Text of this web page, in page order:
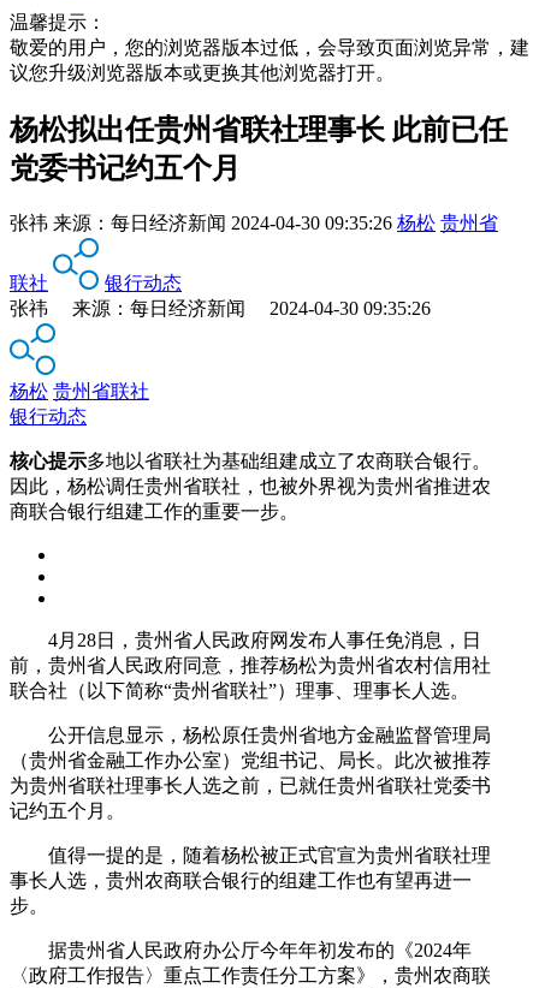
温馨提示：
敬爱的用户，您的浏览器版本过低，会导致页面浏览异常，建
议您升级浏览器版本或更换其他浏览器打开。
杨松拟出任贵州省联社理事长 此前已任
党委书记约五个月
张祎 来源： 每日经济新闻 2024-04-30 09:35:26 杨松 贵州省
联社
银行动态
张祎 来源：每日经济新闻 2024-04-30 09:35:26
杨松 贵州省联社
银行动态
核心提示多地以省联社为基础组建成立了农商联合银行。
因此，杨松调任贵州省联社，也被外界视为贵州省推进农
商联合银行组建工作的重要一步。
4月28日，贵州省人民政府网发布人事任免消息，日
前，贵州省人民政府同意，推荐杨松为贵州省农村信用社
联合社（以下简称“贵州省联社”）理事、理事长人选。
公开信息显示，杨松原任贵州省地方金融监督管理局
（贵州省金融工作办公室）党组书记、局长。此次被推荐
为贵州省联社理事长人选之前，已就任贵州省联社党委书
记约五个月。
值得一提的是，随着杨松被正式官宣为贵州省联社理
事长人选，贵州农商联合银行的组建工作也有望再进一
步。
据贵州省人民政府办公厅今年年初发布的《2024年
〈政府工作报告〉重点工作责任分工方案》，贵州农商联